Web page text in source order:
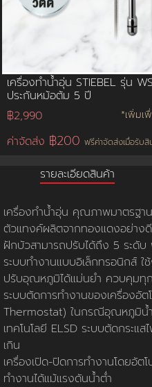
เครื่องทำน้ำอุ่น STIEBEL รุ่น
ประกันหม้อต้ม 5 ปี
฿2,990
*เพิ่มเ
ค่าจัดส่ง ฿200 ฟรีค่าจัดส่งเมื่อรับสิ
รายละเอียดสินค้า
🔥โปรโมชัน🔥
แคตตาล็อค
การชำระเงิน
ขั้นตอนการสั่งซื้อ
คณะกรรมการบริหาร
การคืนเงินและคืนสินค้า
ทวียนต์ 53 สาขา
ผลงานของเรา